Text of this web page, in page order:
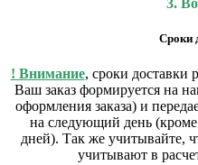
Сроки
! Внимание, сроки доставки
Ваш заказ формируется на
оформления заказа) и
на следующий день
дней). Так же учитывайте,
учитывают в